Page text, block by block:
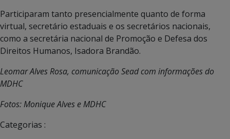
Participaram tanto presencialmente quanto de forma
virtual, secretário estaduais e os secretários nacionais,
como a secretária nacional de Promoção e Defesa dos
Direitos Humanos, Isadora Brandão.
Leomar Alves Rosa, comunicação Sead com informações do
MDHC
Fotos: Monique Alves e MDHC
Categorias :